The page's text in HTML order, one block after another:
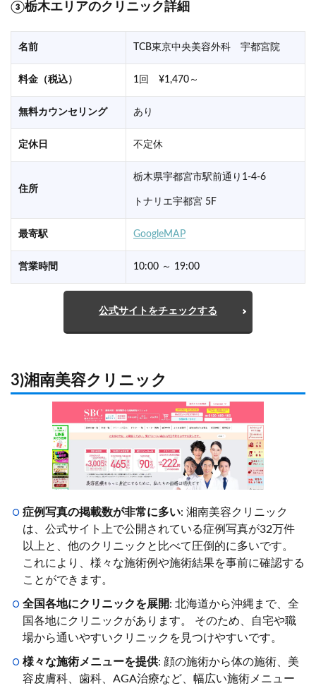
③栃木エリアのクリニック詳細
名前 TCB東京中央美容外科 宇都宮院
料金（税込） 1回 ¥1,470～
無料カウンセリング あり
定休日 不定休
住所
栃木県宇都宮市駅前通り1-4-6
トナリエ宇都宮 5F
最寄駅 GoogleMAP
営業時間 10:00 ～ 19:00
公式サイトをチェックする
3)湘南美容クリニック
症例写真の掲載数が非常に多い: 湘南美容クリニック
は、公式サイト上で公開されている症例写真が32万件
以上と、他のクリニックと比べて圧倒的に多いです。
これにより、様々な施術例や施術結果を事前に確認する
ことができます。
全国各地にクリニックを展開: 北海道から沖縄まで、全
国各地にクリニックがあります。 そのため、自宅や職
場から通いやすいクリニックを見つけやすいです。
様々な施術メニューを提供: 顔の施術から体の施術、美
容皮膚科、歯科、AGA治療など、幅広い施術メニュー